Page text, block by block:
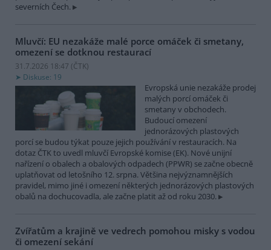
severních Čech.
Mluvčí: EU nezakáže malé porce omáček či smetany,
omezení se dotknou restaurací
31.7.2026 18:47 (ČTK)
Diskuse: 19
Evropská unie nezakáže prodej
malých porcí omáček či
smetany v obchodech.
Budoucí omezení
jednorázových plastových
porcí se budou týkat pouze jejich používání v restauracích. Na
dotaz ČTK to uvedl mluvčí Evropské komise (EK). Nové unijní
nařízení o obalech a obalových odpadech (PPWR) se začne obecně
uplatňovat od letošního 12. srpna. Většina nejvýznamnějších
pravidel, mimo jiné i omezení některých jednorázových plastových
obalů na dochucovadla, ale začne platit až od roku 2030.
Zvířatům a krajině ve vedrech pomohou misky s vodou
či omezení sekání